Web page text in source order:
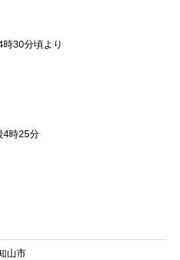
30分頃より
4時25分
山市